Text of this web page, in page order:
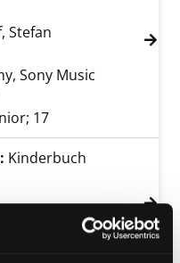
Oskar in der Falle
Stefan Suche nach
Sony Music
17
Mashiny anzeigen
Kinderbuch
Verfasser
Rosmen-Press